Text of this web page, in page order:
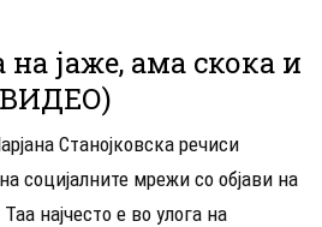
јаже, ама скока и
Станојковска речиси
социјалните мрежи со објави на
најчесто е во улога на